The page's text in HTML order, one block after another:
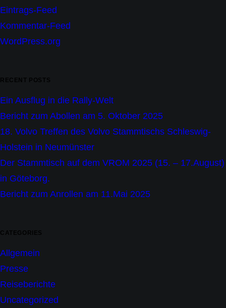
Eintrags-Feed
Kommentar-Feed
WordPress.org
RECENT POSTS
Ein Ausflug in die Rally-Welt
Bericht zum Abollen am 5. Oktober 2025
18. Volvo Treffen des Volvo Stammtischs Schleswig-
Holstein in Neumünster
Der Stammtisch auf dem VROM 2025 (15. – 17.August)
in Göteborg.
Bericht zum Anrollen am 11.Mai 2025
CATEGORIES
Allgemein
Presse
Reiseberichte
Uncategorized